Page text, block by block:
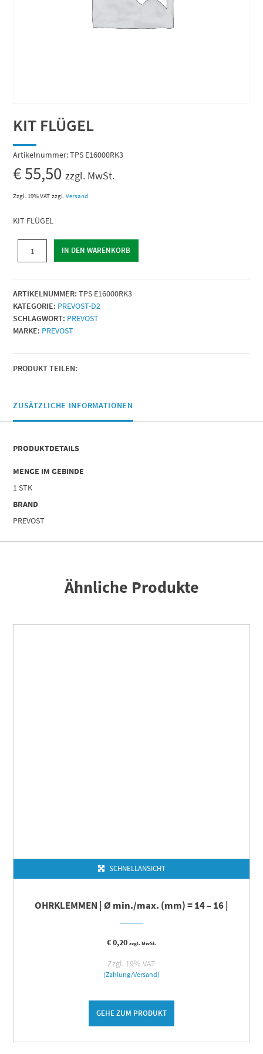
KIT FLÜGEL
Artikelnummer:TPS E16000RK3
€55,50 zzgl. MwSt.
Zzgl. 19% VAT zzgl.Versand
KIT FLÜGEL
FLÜGEL
IN DEN WARENKORB
ARTIKELNUMMER: TPS E16000RK3
KATEGORIE: PREVOST-D2
SCHLAGWORT: PREVOST
MARKE: PREVOST
PRODUKT TEILEN:
ZUSÄTZLICHE INFORMATIONEN
PRODUKTDETAILS
MENGE IM GEBINDE
1 STK
BRAND
PREVOST
Ähnliche Produkte
SCHNELLANSICHT
OHRKLEMMEN | Ø min./max. (mm) = 14 – 16 |
€0,20 zzgl. MwSt.
Zzgl. 19% VAT
(Zahlung/Versand)
GEHE ZUM PRODUKT